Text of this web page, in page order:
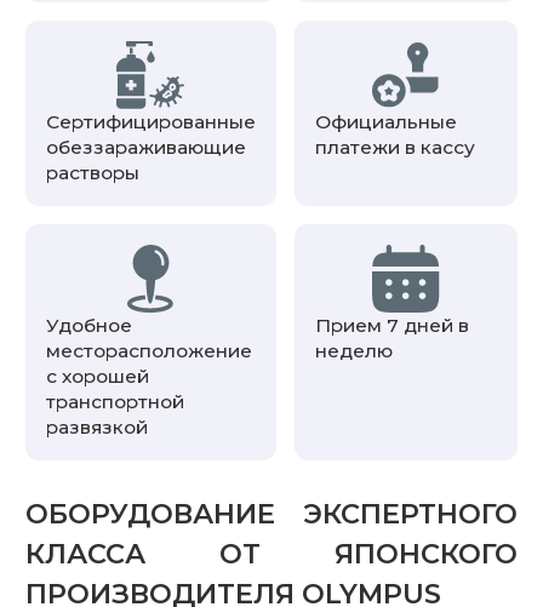
Сертифицированные
обеззараживающие
растворы
Официальные
платежи в кассу
Удобное
месторасположение
с хорошей
транспортной
развязкой
Прием 7 дней в
неделю
ОБОРУДОВАНИЕ ЭКСПЕРТНОГО
КЛАССА ОТ ЯПОНСКОГО
ПРОИЗВОДИТЕЛЯ OLYMPUS